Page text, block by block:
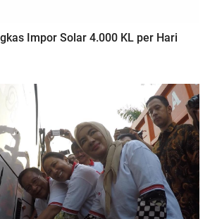
Impor Solar 4.000 KL per Hari